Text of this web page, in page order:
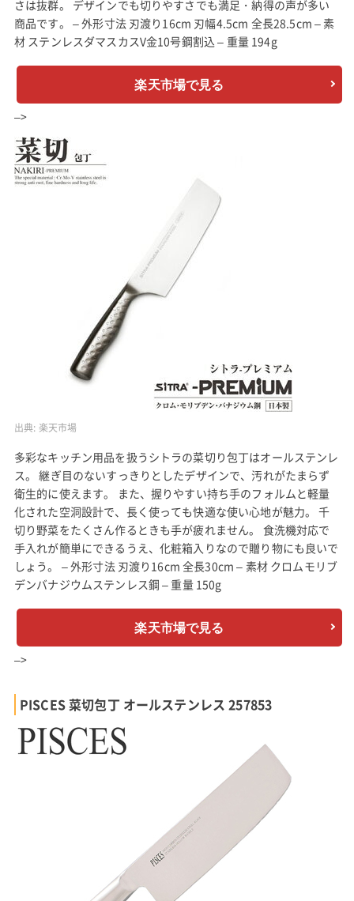
さは抜群。 デザインでも切りやすさでも満足・納得の声が多い
商品です。 – 外形寸法 刃渡り16cm 刃幅4.5cm 全長28.5cm – 素
材 ステンレスダマスカスV金10号鋼割込 – 重量 194g
楽天市場で見る
–>
出典: 楽天市場
多彩なキッチン用品を扱うシトラの菜切り包丁はオールステンレ
ス。 継ぎ目のないすっきりとしたデザインで、汚れがたまらず
衛生的に使えます。 また、握りやすい持ち手のフォルムと軽量
化された空洞設計で、長く使っても快適な使い心地が魅力。 千
切り野菜をたくさん作るときも手が疲れません。 食洗機対応で
手入れが簡単にできるうえ、化粧箱入りなので贈り物にも良いで
しょう。 – 外形寸法 刃渡り16cm 全長30cm – 素材 クロムモリブ
デンバナジウムステンレス鋼 – 重量 150g
楽天市場で見る
–>
PISCES 菜切包丁 オールステンレス 257853